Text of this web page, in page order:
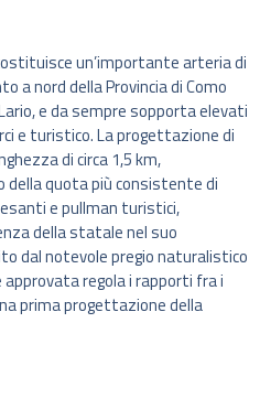
un’importante arteria di
a nord della Provincia di Como
e da sempre sopporta elevati
e turistico. La progettazione di
di circa 1,5 km,
della quota più consistente di
e pullman turistici,
della statale nel suo
dal notevole pregio naturalistico
regola i rapporti fra i
prima progettazione della